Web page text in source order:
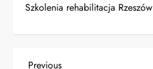
Szkolenia rehabilitacja Rzeszów
Previous
Previous